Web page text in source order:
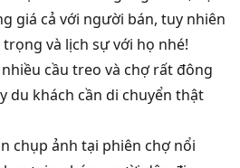
giá cả với người bán, tuy nhiên
và lịch sự với họ nhé!
cầu treo và chợ rất đông
du khách cần di chuyển thật
chụp ảnh tại phiên chợ nổi